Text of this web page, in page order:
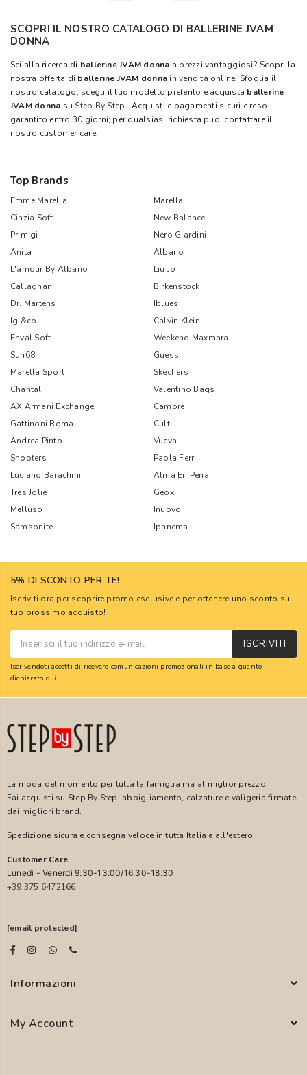
SCOPRI IL NOSTRO CATALOGO DI BALLERINE JVAM
DONNA
Sei alla ricerca di ballerine JVAM donna a prezzi vantaggiosi? Scopri la
nostra offerta di ballerine JVAM donna in vendita online. Sfoglia il
nostro catalogo, scegli il tuo modello preferito e acquista ballerine
JVAM donna suStep By Step . Acquisti e pagamenti sicuri e reso
garantito entro 30 giorni; per qualsiasi richiesta puoi contattare il
nostro customer care.
Top Brands
Emme Marella
Marella
Cinzia Soft
New Balance
Primigi
Nero Giardini
Anita
Albano
L'amour By Albano
Liu Jo
Callaghan
Birkenstock
Dr. Martens
Iblues
Igi&co
Calvin Klein
Enval Soft
Weekend Maxmara
Sun68
Guess
Marella Sport
Skechers
Chantal
Valentino Bags
AX Armani Exchange
Camore
Gattinoni Roma
Cult
Andrea Pinto
Vueva
Shooters
Paola Ferri
Luciano Barachini
Alma En Pena
Tres Jolie
Geox
Melluso
Inuovo
Samsonite
Ipanema
5% DI SCONTO PER TE!
Iscriviti ora per scoprire promo esclusive e per ottenere uno sconto sul
tuo prossimo acquisto!
ISCRIVITI
Iscrivendoti accetti di ricevere comunicazioni promozionali in base a quanto
dichiarato qui.
La moda del momento per tutta la famiglia ma al miglior prezzo!
Fai acquisti su Step By Step: abbigliamento, calzature e valigeria firmate
dai migliori brand.
Spedizione sicura e consegna veloce in tutta Italia e all'estero!
Customer Care
Lunedì - Venerdì 9:30-13:00/16:30-18:30
+39 375 6472166
[email protected]
Informazioni
My Account